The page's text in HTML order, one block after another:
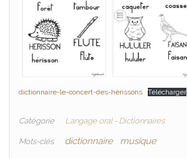
dictionnaire-le-concert-des-hérissons Télécharger
Catégorie Langage oral - Dictionnaires
Mots-clés dictionnaire musique